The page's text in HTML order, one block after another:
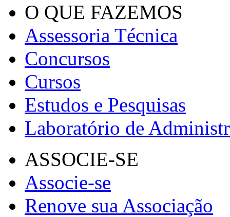
O QUE FAZEMOS
Assessoria Técnica
Concursos
Cursos
Estudos e Pesquisas
Laboratório de
ASSOCIE-SE
Associe-se
Renove sua Associação